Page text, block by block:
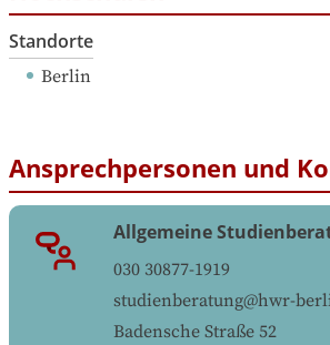
Standorte
Berlin
Ansprechpersonen und
Allgemeine
030 30877-1919
studienberatung@hwr-
Badensche Straße 52